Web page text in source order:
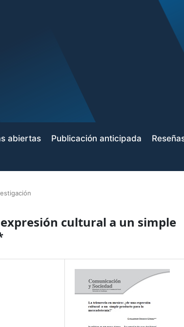
abiertas Publicación anticipada
cultural a un simple